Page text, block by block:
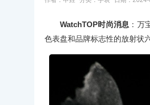
WatchTOP时尚消息 ：万
色表盘和品牌标志性的放射状